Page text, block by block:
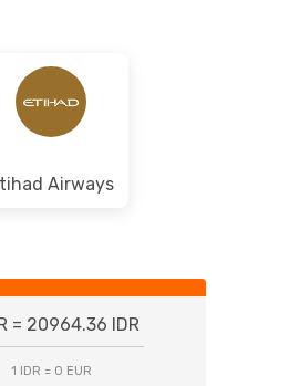
Airways
= 20964.36 IDR
1 IDR = 0 EUR